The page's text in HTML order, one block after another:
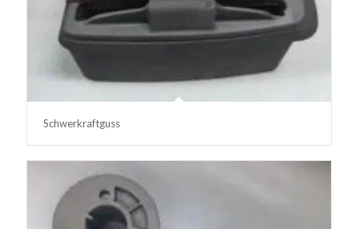
Schwerkraftguss